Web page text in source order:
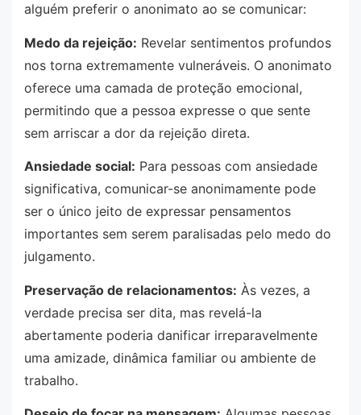
alguém preferir o anonimato ao se comunicar:
Medo da rejeição: Revelar sentimentos profundos
nos torna extremamente vulneráveis. O anonimato
oferece uma camada de proteção emocional,
permitindo que a pessoa expresse o que sente
sem arriscar a dor da rejeição direta.
Ansiedade social: Para pessoas com ansiedade
significativa, comunicar-se anonimamente pode
ser o único jeito de expressar pensamentos
importantes sem serem paralisadas pelo medo do
julgamento.
Preservação de relacionamentos: Às vezes, a
verdade precisa ser dita, mas revelá-la
abertamente poderia danificar irreparavelmente
uma amizade, dinâmica familiar ou ambiente de
trabalho.